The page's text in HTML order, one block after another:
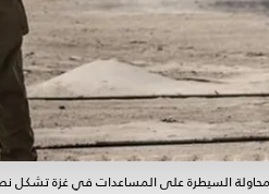
"محاولة السيطرة على المساعدات في غزة تشكل